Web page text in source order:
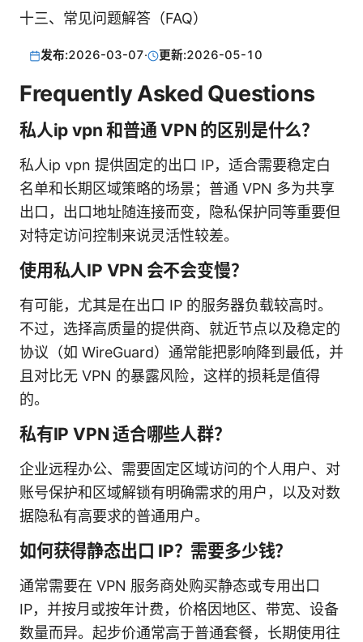
十三、常见问题解答（FAQ）
发布:2026-03-07· 更新:2026-05-10
Frequently Asked Questions
私人ip vpn 和普通 VPN 的区别是什么？
私人ip vpn 提供固定的出口 IP，适合需要稳定白
名单和长期区域策略的场景；普通 VPN 多为共享
出口，出口地址随连接而变，隐私保护同等重要但
对特定访问控制来说灵活性较差。
使用私人IP VPN 会不会变慢？
有可能，尤其是在出口 IP 的服务器负载较高时。
不过，选择高质量的提供商、就近节点以及稳定的
协议（如 WireGuard）通常能把影响降到最低，并
且对比无 VPN 的暴露风险，这样的损耗是值得
的。
私有IP VPN 适合哪些人群？
企业远程办公、需要固定区域访问的个人用户、对
账号保护和区域解锁有明确需求的用户，以及对数
据隐私有高要求的普通用户。
如何获得静态出口 IP？需要多少钱？
通常需要在 VPN 服务商处购买静态或专用出口
IP，并按月或按年计费，价格因地区、带宽、设备
数量而异。起步价通常高于普通套餐，长期使用往